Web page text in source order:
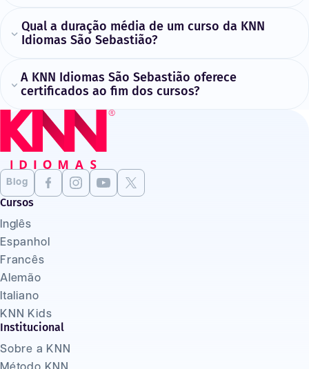
Qual a duração média de um curso da KNN
Idiomas São Sebastião?
A KNN Idiomas São Sebastião oferece
certificados ao fim dos cursos?
Blog
Cursos
Inglês
Espanhol
Francês
Alemão
Italiano
KNN Kids
Institucional
Sobre a KNN